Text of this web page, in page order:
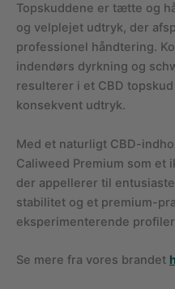
Topskuddene er tætte og
og velplejet udtryk, der
professionel håndtering.
indendørs dyrkning og
resulterer i et CBD
konsekvent udtryk.
Med et naturligt CBD-
Caliweed Premium som et
der appellerer til
stabilitet og et premium-
eksperimenterende
Se mere fra vores brandet